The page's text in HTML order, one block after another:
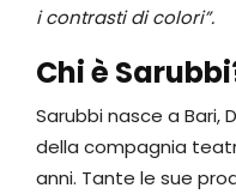
i contrasti di colori”.
Chi è
Sarubbi nasce a Bari,
della compagnia
anni. Tante le sue